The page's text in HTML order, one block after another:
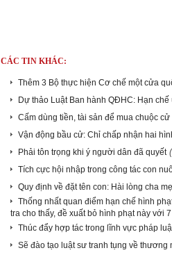
CÁC TIN KHÁC:
Thêm 3 Bộ thực hiện Cơ chế một cửa
Dự thảo Luật Ban hành QĐHC: Hạn
Cấm dùng tiền, tài sản để mua chuộc cử
Vận động bầu cử: Chỉ chấp nhận hai
Phải tôn trọng khi ý người dân đã quyết
Tích cực hội nhập trong công tác con
Quy định về đặt tên con: Hài lòng cha
Thống nhất quan điểm hạn chế hình
tra cho thấy, đề xuất bỏ hình phạt này với
Thúc đẩy hợp tác trong lĩnh vực pháp
Sẽ đào tạo luật sư tranh tụng về thương